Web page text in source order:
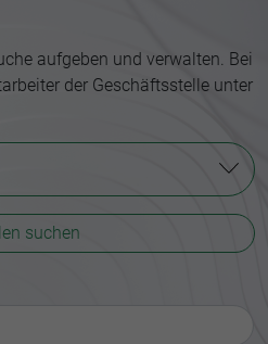
aufgeben und verwalten. Bei
der Geschäftsstelle unter
suchen